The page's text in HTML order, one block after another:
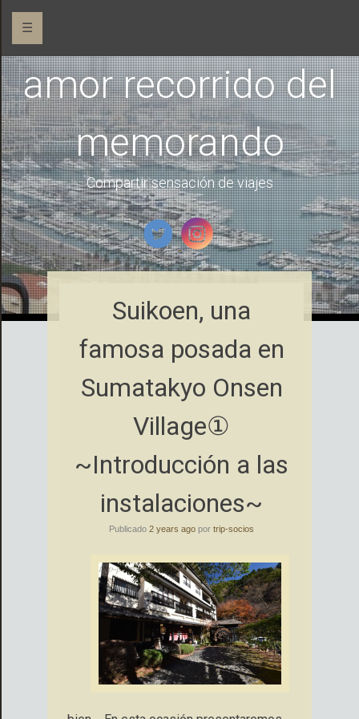
☰
amor recorrido del
memorando
Compartir sensación de viajes
Suikoen, una
famosa posada en
Sumatakyo Onsen
Village①
~Introducción a las
instalaciones~
Publicado 2 years ago por trip-socios